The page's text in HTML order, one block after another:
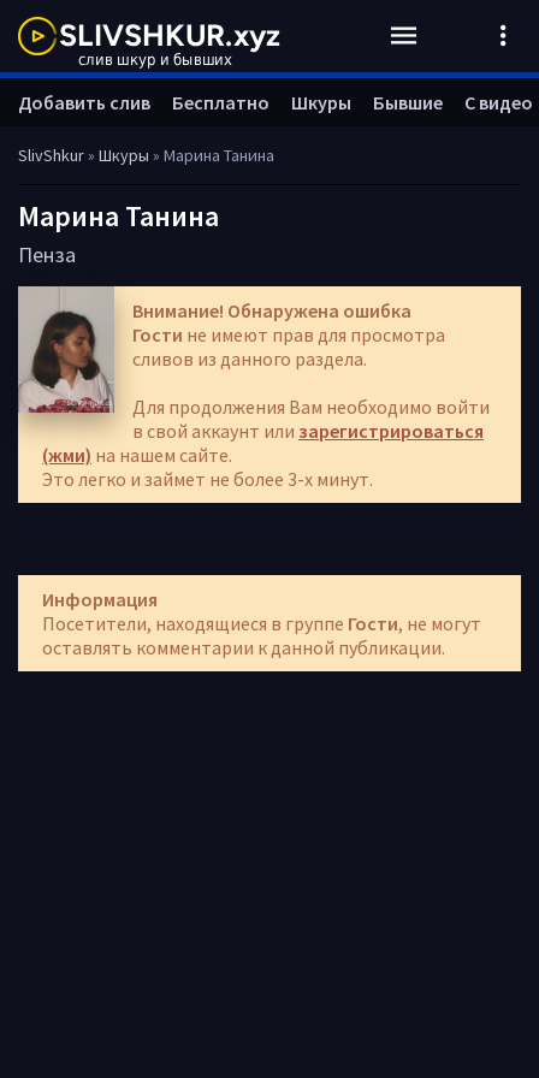
SlivShkur» Шкуры » Марина Танина
Марина Танина
Пенза
Внимание! Обнаружена ошибка
Гости не имеют прав для просмотра
сливов из данного раздела.
Для продолжения Вам необходимо войти
в свой аккаунт или зарегистрироваться
(жми) на нашем сайте.
Это легко и займет не более 3-х минут.
Информация
Посетители, находящиеся в группе Гости, не могут
оставлять комментарии к данной публикации.
Добавить слив Бесплатно Шкуры Бывшие С видео